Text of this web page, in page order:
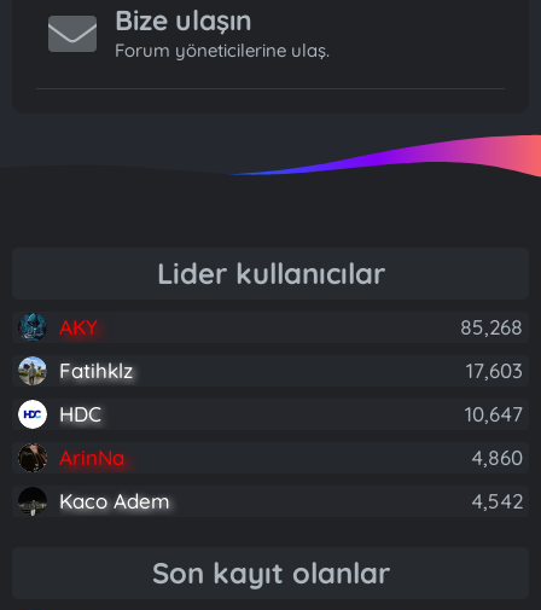
Bize ulaşın
Forum yöneticilerine ulaş.
Lider kullanıcılar
AKY
85,268
Fatihklz
17,603
HDC
10,647
ArinNa
4,860
Kaco Adem
4,542
Son kayıt olanlar